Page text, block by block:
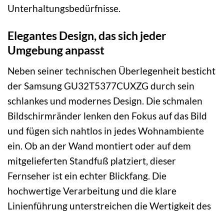
Unterhaltungsbedürfnisse.
Elegantes Design, das sich jeder
Umgebung anpasst
Neben seiner technischen Überlegenheit besticht
der Samsung GU32T5377CUXZG durch sein
schlankes und modernes Design. Die schmalen
Bildschirmränder lenken den Fokus auf das Bild
und fügen sich nahtlos in jedes Wohnambiente
ein. Ob an der Wand montiert oder auf dem
mitgelieferten Standfuß platziert, dieser
Fernseher ist ein echter Blickfang. Die
hochwertige Verarbeitung und die klare
Linienführung unterstreichen die Wertigkeit des